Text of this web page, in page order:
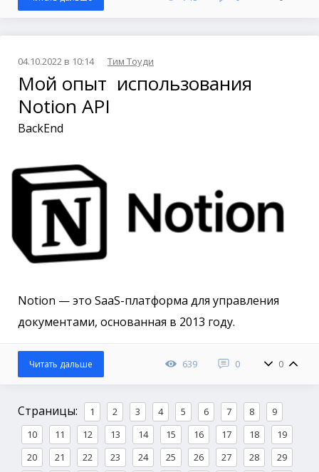
04.10.2022 в 10:14 Тим Тоуди
Мой опыт использования
Notion API
BackEnd
Notion — это SaaS-платформа для управления
документами, основанная в 2013 году.
639 0 0
Читать дальше
Страницы: 1 2 3 4 5 6 7 8
9
10
11 12 13 14 15 16 17 18
19
20
21 22 23 24 25 26 27 28
29